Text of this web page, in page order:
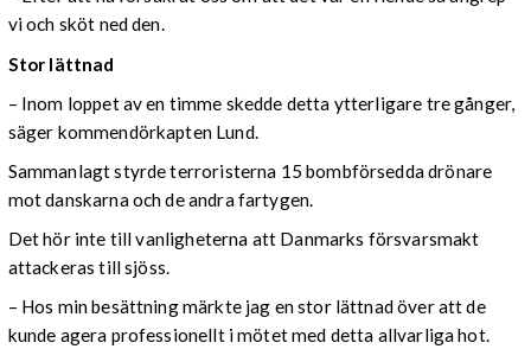
vi och sköt ned den.
Stor lättnad
– Inom loppet av en timme skedde detta ytterligare tre gånger,
säger kommendörkapten Lund.
Sammanlagt styrde terroristerna 15 bombförsedda drönare
mot danskarna och de andra fartygen.
Det hör inte till vanligheterna att Danmarks försvarsmakt
attackeras till sjöss.
– Hos min besättning märkte jag en stor lättnad över att de
kunde agera professionellt i mötet med detta allvarliga hot.